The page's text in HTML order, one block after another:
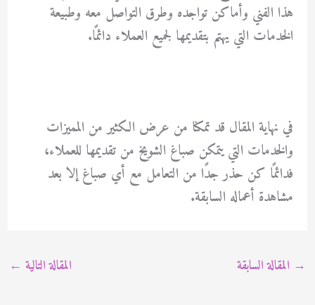
هذا الفني وأماكن تواجده وطرق التواصل معه وطبيعة
الخدمات التي يهتم بتقديمها لجميع العملاء دائمًا.
في نهاية المقال قد تمكنا من عرض الكثير من المميزات
والخدمات التي يتمكن صباغ الشويخ من تقديمها للعملاء،
فدائمًا كن حذر جدًا من التعامل مع أي صباغ إلا بعد
مشاهدة أعماله السابقة.
→ المقالة السابقة المقالة التالية ←